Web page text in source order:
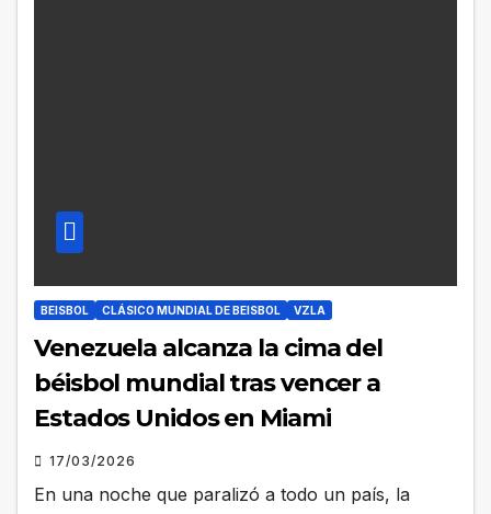
BEISBOL CLÁSICO MUNDIAL DE BEISBOL VZLA
Venezuela alcanza la cima del
béisbol mundial tras vencer a
Estados Unidos en Miami
17/03/2026
En una noche que paralizó a todo un país, la